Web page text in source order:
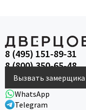
8 (495) 151-89-31
8 (800) 350-65-48
Вызвать замерщика
WhatsApp
Telegram